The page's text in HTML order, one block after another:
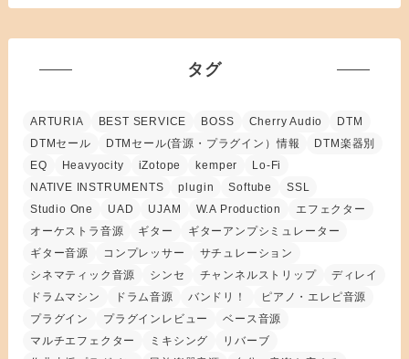
タグ
ARTURIA BEST SERVICE BOSS Cherry Audio
DTM
DTMセール
DTMセール(音源・プラグイン）情報
DTM楽器別
EQ
Heavyocity iZotope kemper
Lo-Fi
NATIVE INSTRUMENTS
plugin Softube
SSL
Studio One
UAD UJAM W.A Production
エフェクター
オーケストラ音源
ギター
ギターアンプシミュレーター
ギター音源
コンプレッサー
サチュレーション
シネマティック音源
シンセ チャンネルストリップ
ディレイ
ドラムマシン
ドラム音源 バンドリ！
ピアノ・エレピ音源
プラグイン
プラグインレビュー
ベース音源
マルチエフェクター
ミキシング
リバーブ